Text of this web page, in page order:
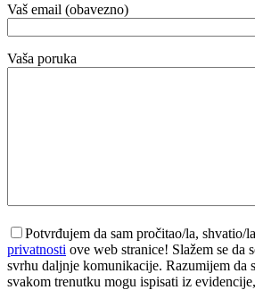
Vaš email (obavezno)
Vaša poruka
Potvrđujem da sam pročitao/la, shvatio/
privatnosti ove web stranice! Slažem se da
svrhu daljnje komunikacije. Razumijem da
svakom trenutku mogu ispisati iz